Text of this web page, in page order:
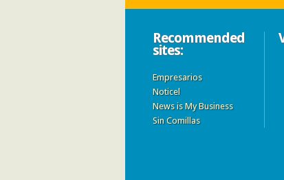
Recommended
sites:
Empresarios
Noticel
News is My Business
Sin Comillas